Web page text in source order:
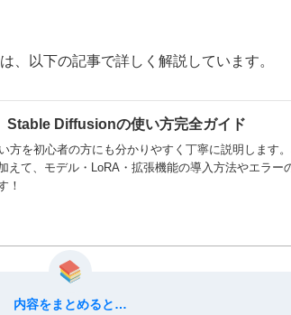
以下の記事で詳しく解説しています。
Stable Diffusionの使い方完全ガイド
方を初心者の方にも分かりやすく丁寧に説明します
えて、モデル・LoRA・拡張機能の導入方法やエラー
！
内容をまとめると…